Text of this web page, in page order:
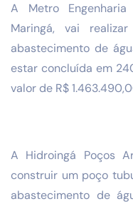
A Metro
Maringá, vai
abastecimento de
estar concluída em
valor de R$
A Hidroingá Poços
construir um poço
abastecimento de